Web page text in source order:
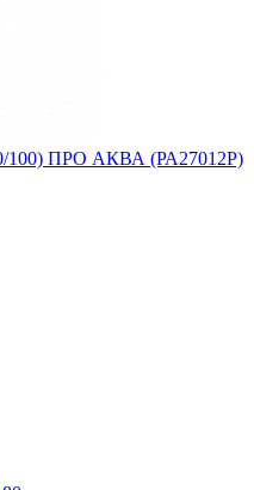
100) ПРО АКВА (РА27012Р)